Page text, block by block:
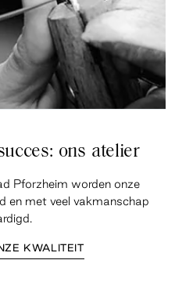
ons atelier
Pforzheim worden onze
en met veel vakmanschap
KWALITEIT